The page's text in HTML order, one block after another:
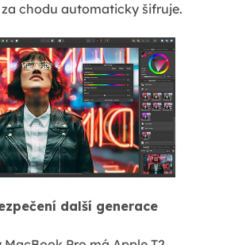
chodu automaticky šifruje.
další generace